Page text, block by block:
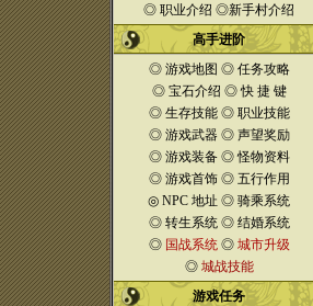
◎ 职业介绍 ◎新手村介绍
高手进阶
◎ 游戏地图 ◎ 任务攻略
◎ 宝石介绍 ◎快 捷 键
◎ 生存技能◎ 职业技能
◎ 游戏武器◎ 声望奖励
◎ 游戏装备◎怪物资料
◎ 游戏首饰◎ 五行作用
◎ NPC 地址 ◎ 骑乘系统
◎ 转生系统 ◎ 结婚系统
◎国战系统 ◎ 城市升级
◎ 城战技能
游戏任务